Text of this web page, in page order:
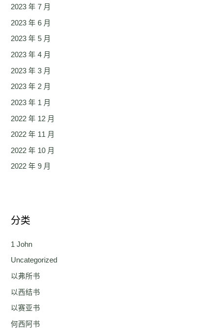
2023 年 7 月
2023 年 6 月
2023 年 5 月
2023 年 4 月
2023 年 3 月
2023 年 2 月
2023 年 1 月
2022 年 12 月
2022 年 11 月
2022 年 10 月
2022 年 9 月
分类
1 John
Uncategorized
以弗所书
以西结书
以赛亚书
何西阿书